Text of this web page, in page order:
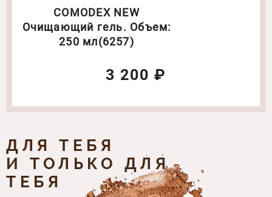
COMODEX NEW
Очищающий гель. Объем:
250 мл(6257)
3 200 ₽
ДЛЯ ТЕБЯ
И ТОЛЬКО ДЛЯ
ТЕБЯ